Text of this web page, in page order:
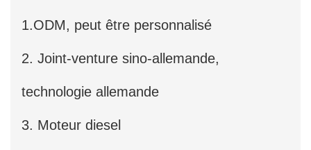
1.ODM, peut être personnalisé
2. Joint-venture sino-allemande,
technologie allemande
3. Moteur diesel